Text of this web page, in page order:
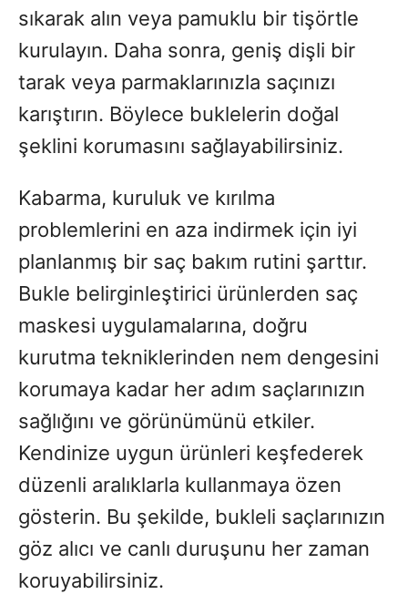
sıkarak alın veya pamuklu bir tişörtle
kurulayın. Daha sonra, geniş dişli bir
tarak veya parmaklarınızla saçınızı
karıştırın. Böylece buklelerin doğal
şeklini korumasını sağlayabilirsiniz.
Kabarma, kuruluk ve kırılma
problemlerini en aza indirmek için iyi
planlanmış bir saç bakım rutini şarttır.
Bukle belirginleştirici ürünlerden saç
maskesi uygulamalarına, doğru
kurutma tekniklerinden nem dengesini
korumaya kadar her adım saçlarınızın
sağlığını ve görünümünü etkiler.
Kendinize uygun ürünleri keşfederek
düzenli aralıklarla kullanmaya özen
gösterin. Bu şekilde, bukleli saçlarınızın
göz alıcı ve canlı duruşunu her zaman
koruyabilirsiniz.